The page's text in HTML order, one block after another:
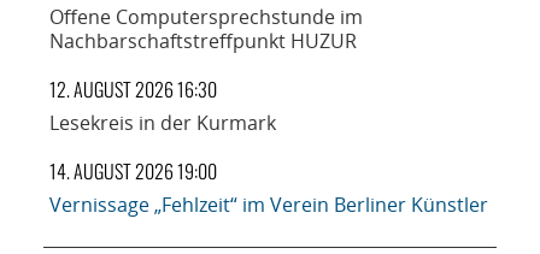
Offene Computersprechstunde im
Nachbarschaftstreffpunkt HUZUR
12. AUGUST 2026 16:30
Lesekreis in der Kurmark
14. AUGUST 2026 19:00
Vernissage „Fehlzeit“ im Verein Berliner Künstler